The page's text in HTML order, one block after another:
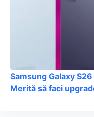
Samsung Galaxy S26
Merită să faci